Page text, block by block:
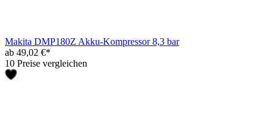
Makita DMP180Z Akku-Kompressor 8,3 bar
ab 49,02 €*
10 Preise vergleichen